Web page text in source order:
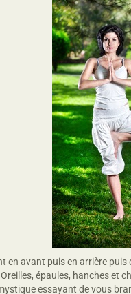
avant puis en arrière
épaules, hanches et
essayant de vous